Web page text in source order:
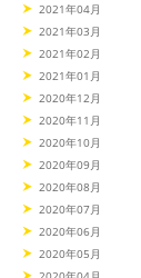
2021年04月
2021年03月
2021年02月
2021年01月
2020年12月
2020年11月
2020年10月
2020年09月
2020年08月
2020年07月
2020年06月
2020年05月